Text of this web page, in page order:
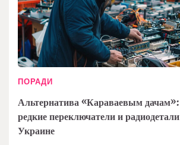
ПОРАДИ
Альтернатива «Караваевым дачам»:
редкие переключатели и
Украине